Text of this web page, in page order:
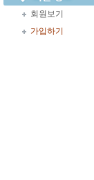
회원보기
가입하기